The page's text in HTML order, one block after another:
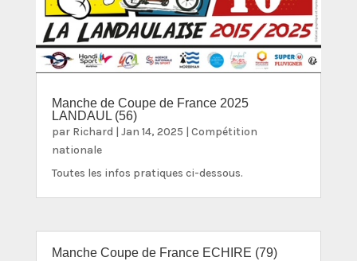
Manche de Coupe de France 2025
LANDAUL (56)
par Richard | Jan 14, 2025 | Compétition
nationale
Toutes les infos pratiques ci-dessous.
Manche Coupe de France ECHIRE (79)